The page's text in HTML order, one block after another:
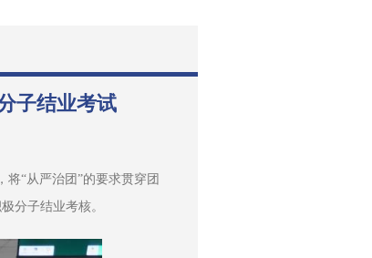
子结业考试
“从严治团”的要求贯穿团
分子结业考核。